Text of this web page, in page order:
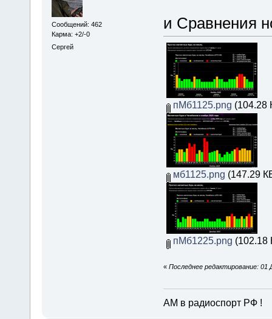
Сообщений: 462
Карма: +2/-0
Сергей
и Сравнения
пМб1125.png (104.28
мб1125.png (147.29
пМб1225.png (102.18
« Последнее редактирование: 01
АМ в радиоспорт РФ !